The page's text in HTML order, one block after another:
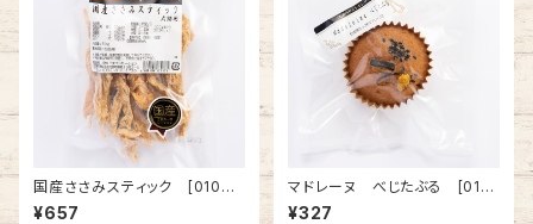
国産ささみスティック [01006
7]
¥657
マドレーヌ べじたぶる [0101
38]
¥327